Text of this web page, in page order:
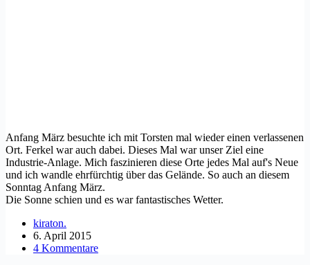
Anfang März besuchte ich mit Torsten mal wieder einen verlassenen
Ort. Ferkel war auch dabei. Dieses Mal war unser Ziel eine
Industrie-Anlage. Mich faszinieren diese Orte jedes Mal auf's Neue
und ich wandle ehrfürchtig über das Gelände. So auch an diesem
Sonntag Anfang März.
Die Sonne schien und es war fantastisches Wetter.
kiraton.
6. April 2015
4 Kommentare